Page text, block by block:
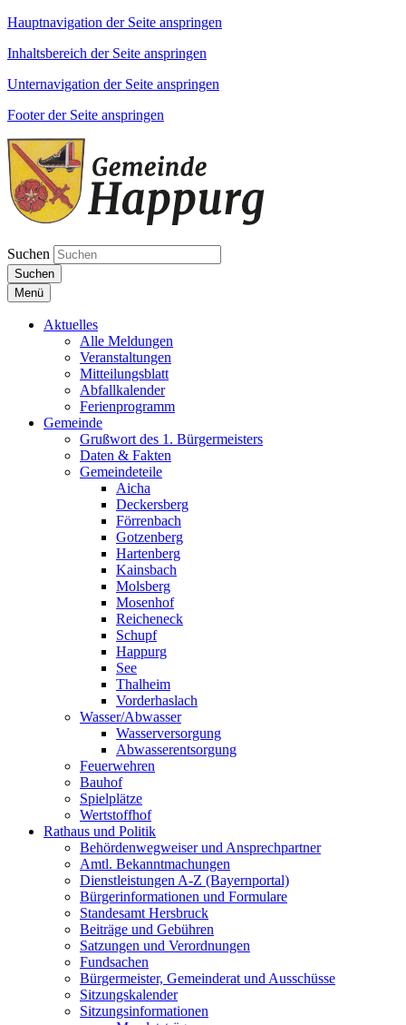
Hauptnavigation der Seite anspringen
Inhaltsbereich der Seite anspringen
Unternavigation der Seite anspringen
Footer der Seite anspringen
Suchen
Suchen
Menü
Aktuelles
Alle Meldungen
Veranstaltungen
Mitteilungsblatt
Abfallkalender
Ferienprogramm
Gemeinde
Grußwort des 1. Bürgermeisters
Daten & Fakten
Gemeindeteile
Aicha
Deckersberg
Förrenbach
Gotzenberg
Hartenberg
Kainsbach
Molsberg
Mosenhof
Reicheneck
Schupf
Happurg
See
Thalheim
Vorderhaslach
Wasser/Abwasser
Wasserversorgung
Abwasserentsorgung
Feuerwehren
Bauhof
Spielplätze
Wertstoffhof
Rathaus und Politik
Behördenwegweiser und Ansprechpartner
Amtl. Bekanntmachungen
Dienstleistungen A-Z (Bayernportal)
Bürgerinformationen und Formulare
Standesamt Hersbruck
Beiträge und Gebühren
Satzungen und Verordnungen
Fundsachen
Bürgermeister, Gemeinderat und Ausschüsse
Sitzungskalender
Sitzungsinformationen